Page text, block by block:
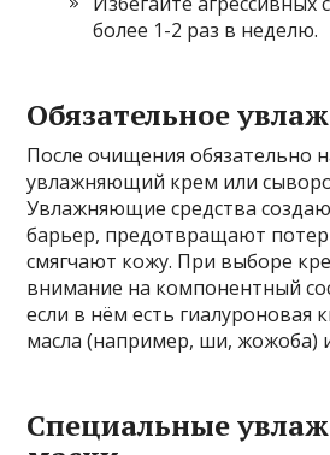
более 1-2 раз в неделю.
Обязательное
После очищения обязательно
увлажняющий крем или
Увлажняющие средства
барьер, предотвращают
смягчают кожу. При выборе
внимание на компонентный
если в нём есть гиалуроновая
масла (например, ши, жожоба)
Специальные